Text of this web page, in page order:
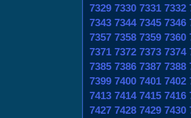
7329 7330 7331 7332
7343 7344 7345 7346
7357 7358 7359 7360
7371 7372 7373 7374
7385 7386 7387 7388
7399 7400 7401 7402
7413 7414 7415 7416
7427 7428 7429 7430